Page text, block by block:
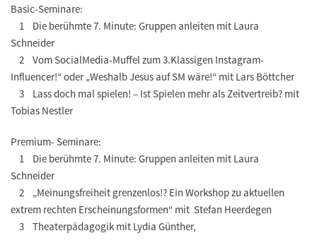
Basic-Seminare:
1 Die berühmte 7. Minute: Gruppen anleiten mit Laura
Schneider
2 Vom SocialMedia-Muffel zum 3.Klassigen Instagram-
Influencer!“ oder „Weshalb Jesus auf SM wäre!“ mit Lars Böttcher
3 Lass doch mal spielen! – Ist Spielen mehr als Zeitvertreib? mit
Tobias Nestler
Premium- Seminare:
1 Die berühmte 7. Minute: Gruppen anleiten mit Laura
Schneider
2 „Meinungsfreiheit grenzenlos!? Ein Workshop zu aktuellen
extrem rechten Erscheinungsformen“ mit Stefan Heerdegen
3 Theaterpädagogik mit Lydia Günther,